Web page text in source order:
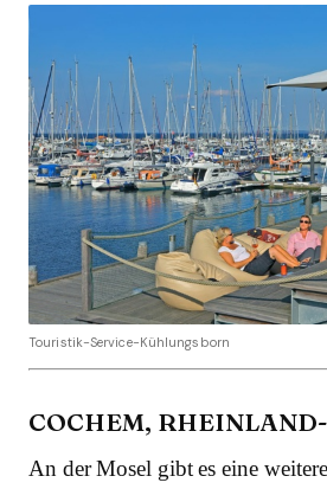
Touristik-Service-Kühlungsborn
COCHEM,
An der Mosel gibt es eine